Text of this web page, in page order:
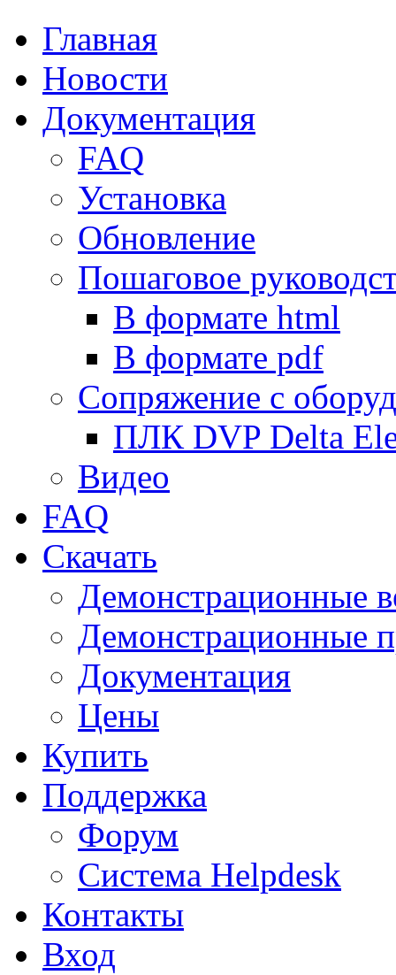
Главная
Новости
Документация
FAQ
Установка
Обновление
Пошаговое
В формате html
В формате pdf
Сопряжение с
ПЛК DVP Delta
Видео
FAQ
Скачать
Демонстрационные
Демонстрационные
Документация
Цены
Купить
Поддержка
Форум
Система Helpdesk
Контакты
Вход